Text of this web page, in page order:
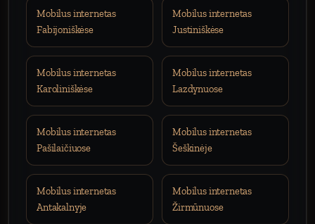
Mobilus internetas
Fabijoniškėse
Mobilus internetas
Justiniškėse
Mobilus internetas
Karoliniškėse
Mobilus internetas
Lazdynuose
Mobilus internetas
Pašilaičiuose
Mobilus internetas
Šeškinėje
Mobilus internetas
Antakalnyje
Mobilus internetas
Žirmūnuose